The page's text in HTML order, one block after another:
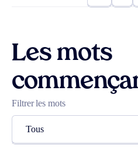
Les mots
Filtrer les mots
Tous